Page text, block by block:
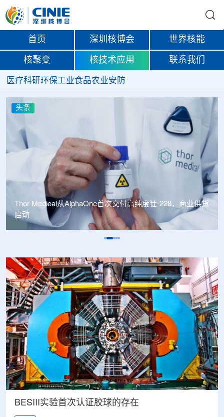
首页 深圳核博会 世界核能
核聚变 核技术应用 联系我们
医疗科研环保工业食品农业安防
头条
中广核达胜携手浙江嘉广束 打造国内首套全自主电子束固
化卷钢涂装产业链
BESIII实验首次认证胶球的存在